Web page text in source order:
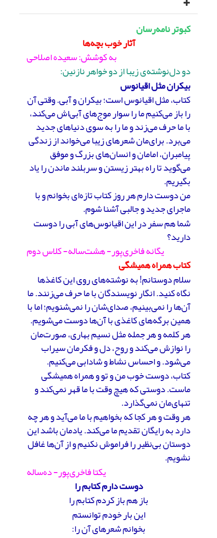
کبوتر نامه‌رسان
آثار خوب بچه‌ها
به کوشش: سعیده اصلاحی
دو دل‌نوشته‌ی زیبا از دو خواهر نازنین:
بیکران مثل اقیانوس
کتاب، مثل اقیانوس است؛ بیکران و آبی. وقتی آن
را باز می‌کنیم ما را سوار موج‌های آبی‌اش می‌کند،
با ما حرف می‌زند و ما را به سوی دنیاهای جدید
می‌برد. برای‌مان شعرهای زیبا می‌خواند از زندگی
پیامبران، امامان و انسان‌های بزرگ و موفق
می‌گوید تا راه بهتر زیستن و سربلند ماندن را یاد
بگیریم.
من دوست دارم هر روز کتاب تازه‌ای بخوانم و با
ماجرای جدید و جالبی آشنا شوم.
شما هم سفر در این اقیانوس‌های آبی را دوست
دارید؟
یگانه فاخری‌پور- هشت‌ساله- کلاس دوم
کتاب همراه همیشگی
سلام دوستانم! به نوشته‌های روی این کاغذها
نگاه کنید. انگار نویسندگان با ما حرف می‌زنند. ما
آن‌ها را نمی‌بینیم، صدای‌شان را نمی‌شنویم؛ اما با
همین برگه‌های کاغذی با آن‌ها دوست می‌شویم.
هر کلمه و هر جمله مثل نسیم بهاری، صورت‌مان
را نوازش می‌کند و روح، دل و فکرمان سیراب
می‌شود. و احساس نشاط و شادابی می‌کنیم.
کتاب، دوست خوب من و تو و همراه همیشگی
ماست. دوستی که هیچ وقت با ما قهر نمی‌کند و
تنهای‌مان نمی‌گذارد.
هر وقت و هر کجا که بخواهیم با ما می‌آید و هر چه
دارد به رایگان تقدیم ما می‌کند. یادمان باشد این
دوستان بی‌نظیر را فراموش نکنیم و از آن‌ها غافل
نشویم.
یکتا فاخری‌پور- ده‌ساله
دوست دارم کتابم را
باز هم باز کردم کتابم را
این بار خودم توانستم
بخوانم شعرهای آن را: